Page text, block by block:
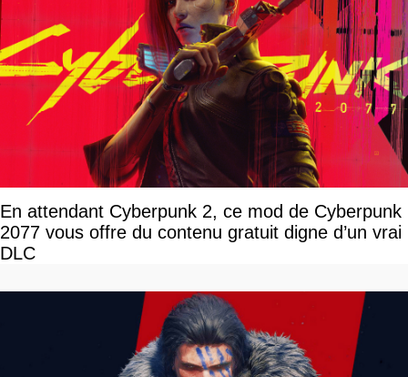
En attendant Cyberpunk 2, ce mod de Cyberpunk
2077 vous offre du contenu gratuit digne d’un vrai
DLC